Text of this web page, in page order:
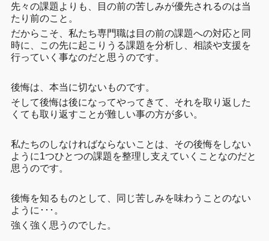
先々の課題よりも、目の前の苦しみが優先されるのは当
たり前のこと。
だからこそ、私たち専門職は目の前の課題への対応と同
時に、この先に起こりうる課題を分析し、相談や支援を
行っていく事なのだと思うのです。
後悔は、本当に切ないものです。
そして後悔は後になってやってきて、それを取り返した
くても取り返すことが難しい事の方が多い。
私たちのしなければならないことは、その後悔をしない
ように1つひとつの課題を整理し支えていくことなのだと
思うのです。
後悔を知るものとして、同じ苦しみを味わうことのない
ように･･･。
強く強く思うのでした。